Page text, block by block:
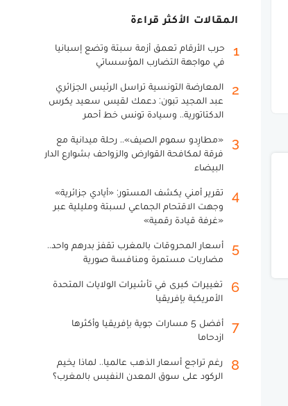
المقالات الأكثر قراءة
1
حرب الأرقام تعمق أزمة سبتة وتضع إسبانيا
في مواجهة التضارب المؤسساتي
2
المعارضة التونسية تراسل الرئيس الجزائري
عبد المجيد تبون: دعمك لقيس سعيد يكرس
الدكتاتورية.. وسيادة تونس خط أحمر
3
«مطارِدو سموم الصيف».. رحلة ميدانية مع
فرقة لمكافحة القوارض والزواحف بشوارع الدار
البيضاء
4
تقرير أمني يكشف المستور: «أيادي جزائرية»
وجهت الاقتحام الجماعي لسبتة ومليلية عبر
«غرفة قيادة رقمية»
5
أسعار المحروقات بالمغرب تقفز بدرهم واحد..
مضاربات مستمرة ومنافسة صورية
6
تغييرات كبرى في تأشيرات الولايات المتحدة
الأمريكية بإفريقيا
7
أفضل 5 مسارات جوية بإفريقيا وأكثرها
ازدحاما
8
رغم تراجع أسعار الذهب عالميا.. لماذا يخيم
الركود على سوق المعدن النفيس بالمغرب؟